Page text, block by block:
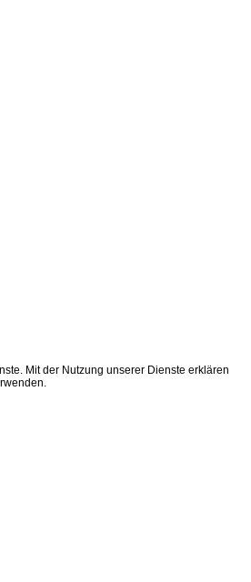
Mit der Nutzung unserer Dienste erklären